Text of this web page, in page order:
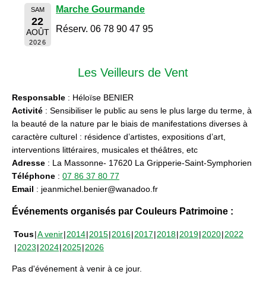
SAM
22
AOÛT
2026
Marche Gourmande
Réserv. 06 78 90 47 95
Les Veilleurs de Vent
Responsable : Héloïse BENIER
Activité : Sensibiliser le public au sens le plus large du terme, à
la beauté de la nature par le biais de manifestations diverses à
caractère culturel : résidence d’artistes, expositions d’art,
interventions littéraires, musicales et théâtres, etc
Adresse : La Massonne- 17620 La Gripperie-Saint-Symphorien
Téléphone : 07 86 37 80 77
Email : jeanmichel.benier@wanadoo.fr
Événements organisés par Couleurs Patrimoine :
Tous A venir 2014 2015 2016 2017 2018 2019 2020 2022
2023 2024 2025 2026
Pas d'événement à venir à ce jour.